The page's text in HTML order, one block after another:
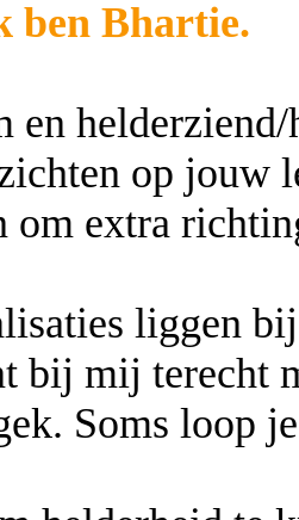
ben Bhartie.
en
op jouw
om extra
liggen
bij mij terecht
Soms loop